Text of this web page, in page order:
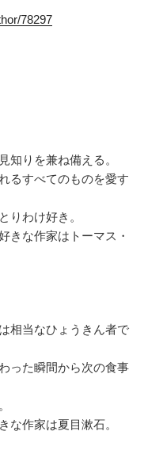
78297
知りを兼ね備える。
るすべてのものを愛す
りわけ好き。
きな作家はトーマス・
相当なひょうきん者で
った瞬間から次の食事
な作家は夏目漱石。